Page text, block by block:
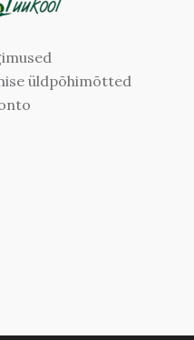
üldpõhimõtted